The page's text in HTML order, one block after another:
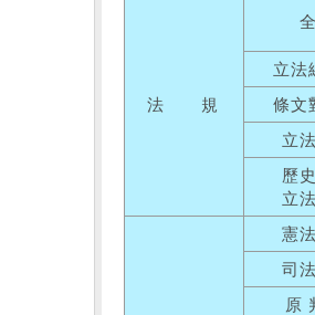
法 規
立法
條文
立
歷
立
憲
司
原